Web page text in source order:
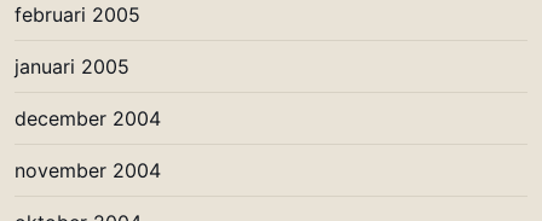
februari 2005
januari 2005
december 2004
november 2004